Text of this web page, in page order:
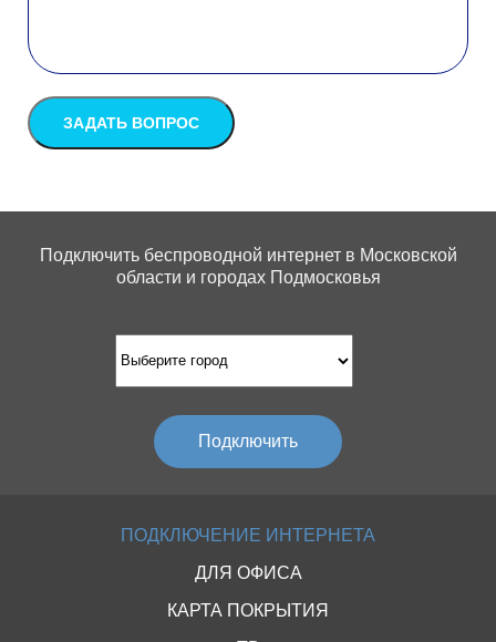
Подключить беспроводной интернет в Московской
области и городах Подмосковья
Подключить
ПОДКЛЮЧЕНИЕ ИНТЕРНЕТА
ДЛЯ ОФИСА
КАРТА ПОКРЫТИЯ